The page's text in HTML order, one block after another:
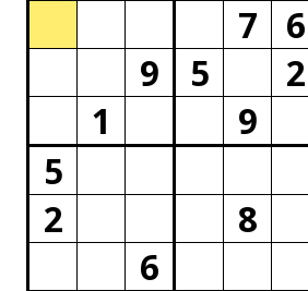
7 6
9
5
2
1
9
5
2
8
6